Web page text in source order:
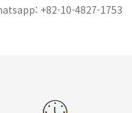
+82-10-4827-1753